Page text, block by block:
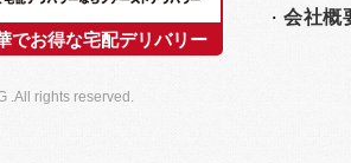
でお得な宅配デリバリー
.All rights reserved.
会社概